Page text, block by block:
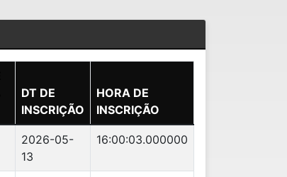
DT DE
INSCRIÇÃO
HORA DE
INSCRIÇÃO
2026-05-
13
16:00:03.000000